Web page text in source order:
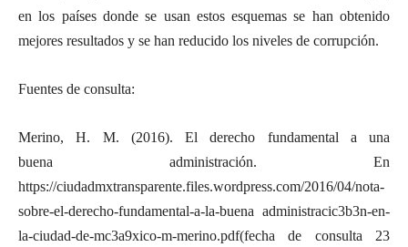
en los países donde se usan estos esquemas se han obtenido
mejores resultados y se han reducido los niveles de corrupción.
Fuentes de consulta:
Merino, H. M. (2016). El derecho fundamental a una
buena administración. En
https://ciudadmxtransparente.files.wordpress.com/2016/04/nota-
sobre-el-derecho-fundamental-a-la-buena administracic3b3n-en-
la-ciudad-de-mc3a9xico-m-merino.pdf(fecha de consulta 23